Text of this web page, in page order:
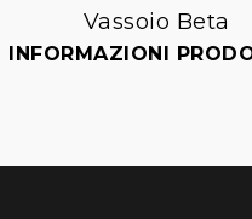
Vassoio Beta
INFORMAZIONI